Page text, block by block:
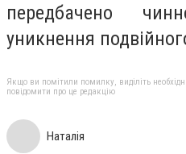
передбачено
уникнення
Якщо ви помітили помилку, виділіть
повідомити про це редакцію
Наталія